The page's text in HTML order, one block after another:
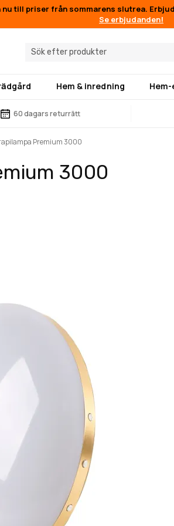
till priser från sommarens slutrea.
Se erbjudanden!
Hem & inredning
60 dagars returrätt
Premium 3000
3000